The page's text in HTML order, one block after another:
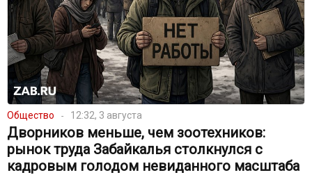
Общество 12:32, 3 августа
Дворников меньше, чем зоотехников:
рынок труда Забайкалья столкнулся с
кадровым голодом невиданного масштаба